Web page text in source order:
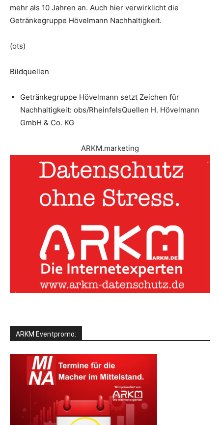
mehr als 10 Jahren an. Auch hier verwirklicht die
Getränkegruppe Hövelmann Nachhaltigkeit.
(ots)
Bildquellen
Getränkegruppe Hövelmann setzt Zeichen für
Nachhaltigkeit: obs/RheinfelsQuellen H. Hövelmann
GmbH & Co. KG
ARKM.marketing
ARKM Eventpromo: